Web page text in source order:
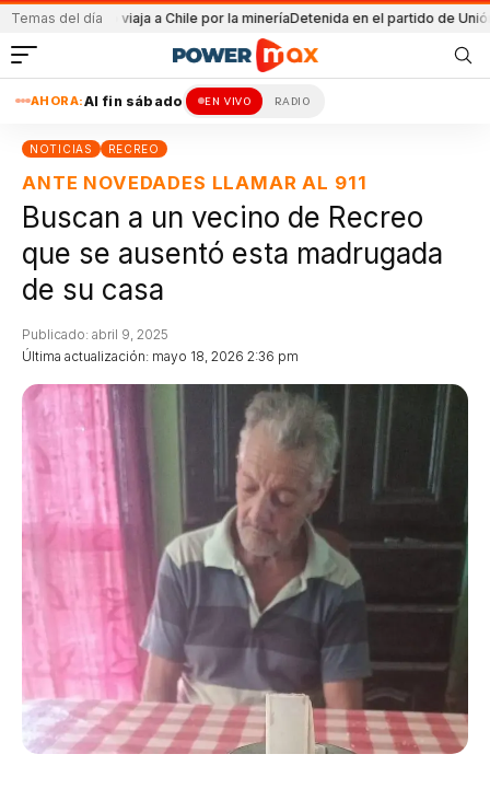
Temas del día
YPFPullaro viaja a Chile por la mineríaDetenida en el partido de Unión y
AHORA:Al fin sábado EN VIVO RADIO
NOTICIAS RECREO
ANTE NOVEDADES LLAMAR AL 911
Buscan a un vecino de Recreo
que se ausentó esta madrugada
de su casa
Última actualización: mayo 18, 2026 2:36 pm
Publicado: abril 9, 2025